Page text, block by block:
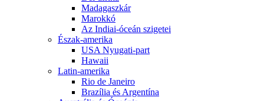
Madagaszkár
Marokkó
Az Indiai-óceán szigetei
Észak-amerika
USA Nyugati-part
Hawaii
Latin-amerika
Rio de Janeiro
Brazília és Argentína